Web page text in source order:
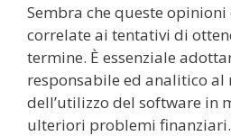
Sembra che queste opinioni
correlate ai tentativi di
termine. È essenziale
responsabile ed analitico al
dell’utilizzo del software in
ulteriori problemi finanziari.